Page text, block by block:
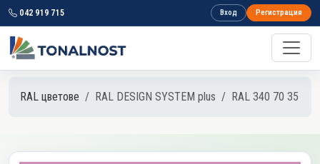
042 919 715 Вход Регистрация
RAL цветове RAL DESIGN SYSTEM plus RAL 340 70 35